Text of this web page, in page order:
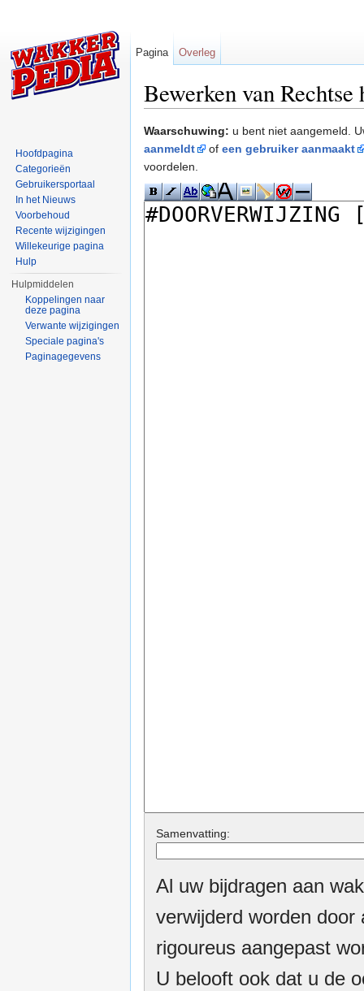
Bewerken van Rechtse
Waarschuwing: u bent niet aangemeld.
aanmeldt
of een gebruiker aanmaakt
voordelen.
Samenvatting:
Al uw bijdragen aan
verwijderd worden
rigoureus aangepast
U belooft ook dat u de
Pagina Overleg
Hoofdpagina
Categorieën
Gebruikersportaal
In het Nieuws
Voorbehoud
Recente wijzigingen
Willekeurige pagina
Hulp
Hulpmiddelen
Koppelingen naar
deze pagina
Verwante wijzigingen
Speciale pagina's
Paginagegevens